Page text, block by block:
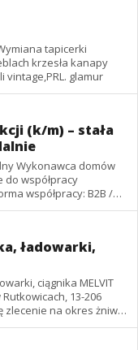
tapicerki
krzesła kanapy
sofy fotele .renowacja mebli vintage,PRL. glamur
(k/m) – stała
Wykonawca domów
współpracy
✔
ładowarki,
ciągnika MELVIT
13-206
-...